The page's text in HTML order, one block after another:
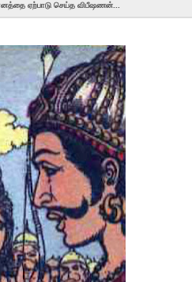
ஏற்பாடு செய்த விபீஷணன்...